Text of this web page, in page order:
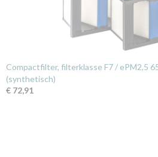
Compactfilter, filterklasse F7 / ePM2,5
(synthetisch)
€ 72,91